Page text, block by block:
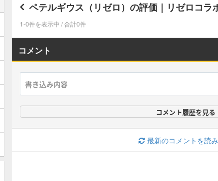
ペテルギウス（リゼロ）の評価｜リゼロコラ
1-0件を表示中 / 合計0件
コメント
コメント履歴を見る
最新のコメントを読